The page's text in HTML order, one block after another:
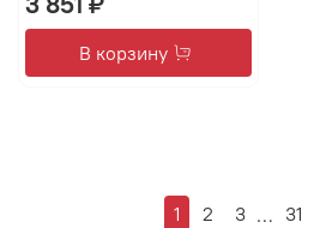
В корзину
1 2 3 … 31